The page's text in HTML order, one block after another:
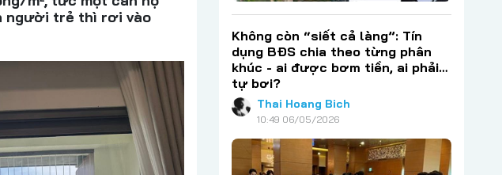
người trẻ thì rơi vào
Không còn “siết cả làng”: Tín
dụng BĐS chia theo từng phân
khúc - ai được bơm tiền, ai phải…
tự bơi?
Thai Hoang Bich
10:49 06/05/2026